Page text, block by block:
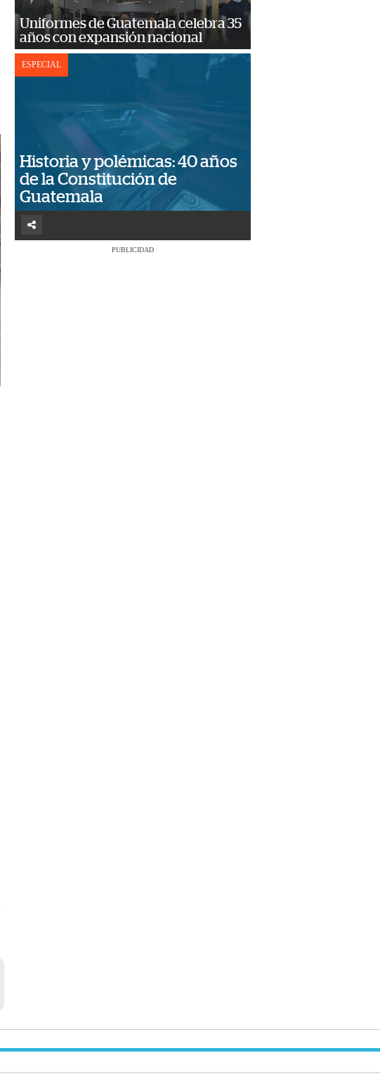
Uniformes de Guatemala celebra 35
años con expansión nacional
ESPECIAL
Historia y polémicas: 40 años
de la Constitución de
Guatemala
PUBLICIDAD